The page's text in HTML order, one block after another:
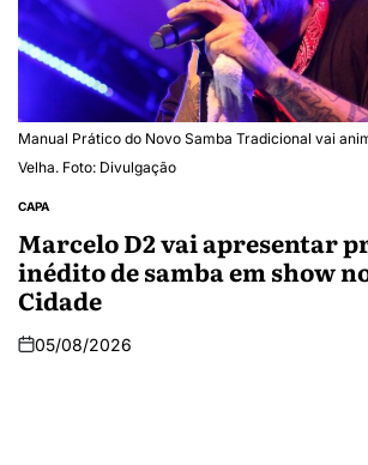
Manual Prático do Novo Samba Tradicional vai
Velha. Foto: Divulgação
CAPA
Marcelo D2 vai apresentar
inédito de samba em show
Cidade
05/08/2026